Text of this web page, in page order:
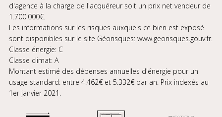
d'agence à la charge de l'acquéreur soit un prix net vendeur de
1.700.000€.
Les informations sur les risques auxquels ce bien est exposé
sont disponibles sur le site Géorisques: www.georisques.gouv.fr.
Classe énergie: C
Classe climat: A
Montant estimé des dépenses annuelles d'énergie pour un
usage standard: entre 4.462€ et 5.332€ par an. Prix indexés au
1er janvier 2021.